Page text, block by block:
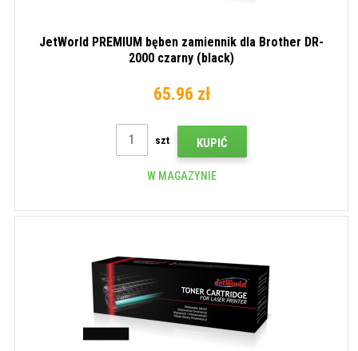
JetWorld PREMIUM bęben zamiennik dla Brother DR-
2000 czarny (black)
65.96 zł
szt KUPIĆ
W MAGAZYNIE